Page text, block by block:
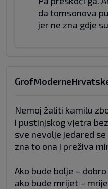
da tomsonova
jer ne zna gdje
Nemoj žaliti kamilu
i pustinjskog vjetra
sve nevolje jedared
zna to ona i preživa
Ako bude bolje –
ako bude mrijet –